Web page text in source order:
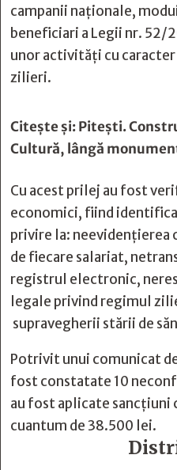
campanii naționale,
beneficiari a Legii nr. 52/
unor activități cu
zilieri.
Citește și:Pitești.
Cultură, lângă
Cu acest prilej au fost
economici, fiind
privire la: neevidenţierea
de fiecare salariat,
registrul electronic,
legale privind regimul
supravegherii stării de
Potrivit unui comunicat
fost constatate 10
au fost aplicate
cuantum de 38.500 lei.